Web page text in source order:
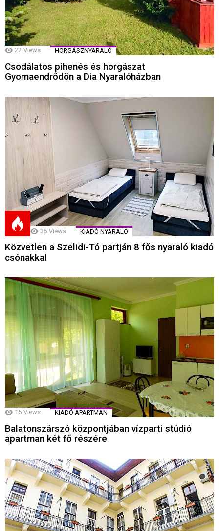
22 Views HORGÁSZNYARALÓ
Csodálatos pihenés és horgászat
Gyomaendrődön a Dia Nyaralóházban
36 Views KIADÓ NYARALÓ
Közvetlen a Szelidi-Tó partján 8 fős nyaraló kiadó
csónakkal
15 Views KIADÓ APARTMAN
Balatonszárszó központjában vízparti stúdió
apartman két fő részére